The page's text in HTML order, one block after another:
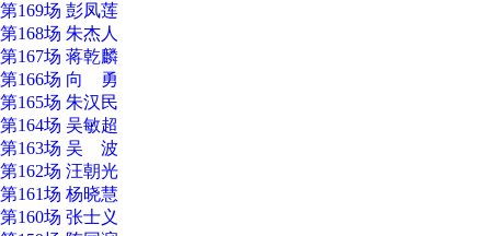
第169场 彭凤莲
第168场 朱杰人
第167场 蒋乾麟
第166场 向 勇
第165场 朱汉民
第164场 吴敏超
第163场 吴 波
第162场 汪朝光
第161场 杨晓慧
第160场 张士义